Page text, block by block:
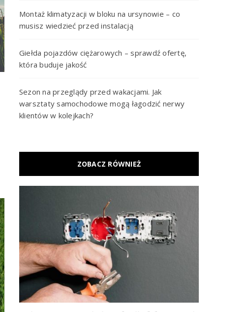
Montaż klimatyzacji w bloku na ursynowie – co
musisz wiedzieć przed instalacją
Giełda pojazdów ciężarowych – sprawdź ofertę,
która buduje jakość
Sezon na przeglądy przed wakacjami. Jak
warsztaty samochodowe mogą łagodzić nerwy
klientów w kolejkach?
ZOBACZ RÓWNIEŻ